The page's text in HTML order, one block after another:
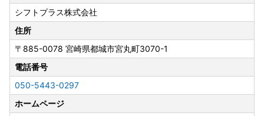
シフトプラス株式会社
住所
〒885-0078 宮崎県都城市宮丸町3070-1
電話番号
050-5443-0297
ホームページ